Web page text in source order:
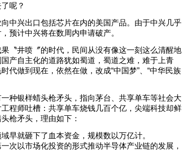
呢？
中兴出口包括芯片在内的美国产品。由于中兴几乎
预计中兴将在数周内申请破产。
〝井喷〞的时代，民间从没有像这一刻这么清醒地
产自主化的道路犹如蜀道，蜀道之难，难于上青
代做到现在，依然在做，改成“中国梦”、“中华民族
种银样蜡头枪矛头，指向茅台、共享单车等社会大
程师吐槽：共享单车烧钱几百个亿，尖端科技却鲜
枪矛头，理由如下：
早就砸下了血本资金，规模数以万亿计。
次以市场化投资的形式推动半导体产业链的发展，